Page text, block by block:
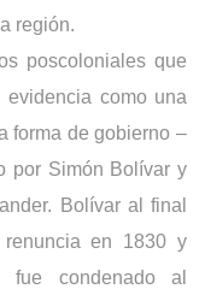
región.
poscoloniales que
como una
forma de gobierno –
por Simón Bolívar y
Bolívar al final
en 1830 y
fue condenado al